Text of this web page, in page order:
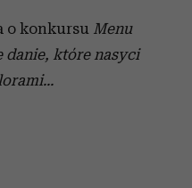
o konkursu Menu
danie, które nasyci